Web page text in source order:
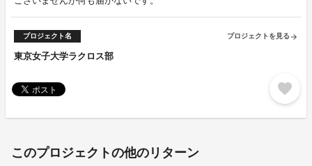
プロジェクト名 プロジェクトを見る arrow_forward
東京女子大学ラクロス部
favorite
このプロジェクトの他のリターン